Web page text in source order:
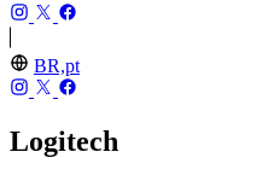
BR,pt
Logitech